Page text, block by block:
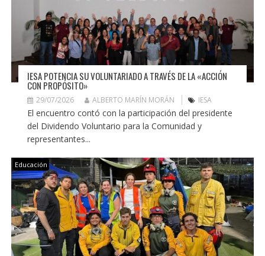
IESA POTENCIA SU VOLUNTARIADO A TRAVÉS DE LA «ACCIÓN
CON PROPÓSITO»
29/07/2026 ALBERTO MARÍN MORÁN IESA
El encuentro contó con la participación del presidente
del Dividendo Voluntario para la Comunidad y
representantes...
Educación